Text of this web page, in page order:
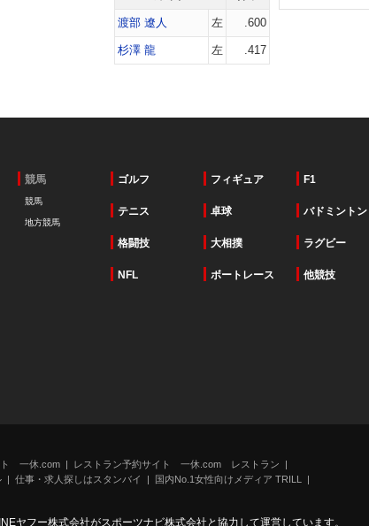
渡部 遼人 左 .600
杉澤 龍 左 .417
競馬
競馬
地方競馬
ゴルフ フィギュア F1
テニス 卓球 バドミントン
格闘技 大相撲 ラグビー
NFL ボートレース 他競技
ト 一休.com
レストラン予約サイト 一休.com レストラン
仕事・求人探しはスタンバイ
国内No.1女性向けメディア TRILL
ヤフー株式会社がスポーツナビ株式会社と協力して運営しています。